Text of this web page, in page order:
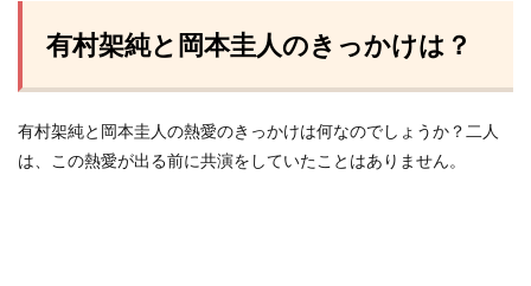
有村架純と岡本圭人のきっかけは？
有村架純と岡本圭人の熱愛のきっかけは何なのでしょうか？二人
は、この熱愛が出る前に共演をしていたことはありません。